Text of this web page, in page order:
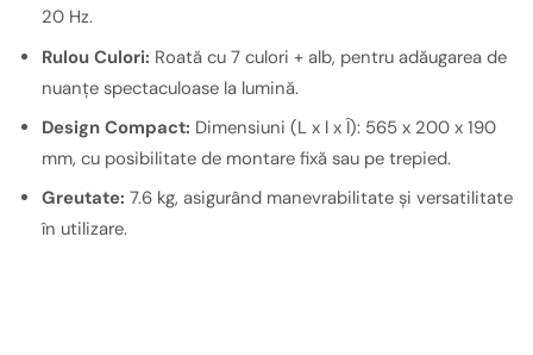
20 Hz.
Rulou Culori: Roată cu 7 culori + alb, pentru adăugarea de
nuanțe spectaculoase la lumină.
Design Compact: Dimensiuni (L x l x Î): 565 x 200 x 190
mm, cu posibilitate de montare fixă sau pe trepied.
Greutate: 7.6 kg, asigurând manevrabilitate și versatilitate
în utilizare.